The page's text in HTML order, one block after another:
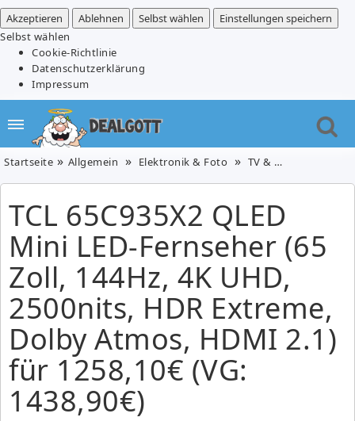
Akzeptieren
Ablehnen Selbst wählen
Einstellungen speichern
Selbst wählen
Cookie-Richtlinie
Datenschutzerklärung
Impressum
Startseite Allgemein Elektronik & Foto TV & Video
TCL 65C935X2 QLED
Mini LED-Fernseher (65
Zoll, 144Hz, 4K UHD,
2500nits, HDR Extreme,
Dolby Atmos, HDMI 2.1)
für 1258,10€ (VG:
1438,90€)